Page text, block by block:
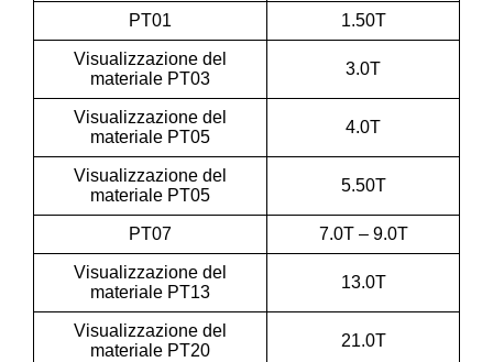
PT01 1.50T
Visualizzazione del
materiale PT03
3.0T
Visualizzazione del
materiale PT05
4.0T
Visualizzazione del
materiale PT05
5.50T
PT07 7.0T – 9.0T
Visualizzazione del
materiale PT13
13.0T
Visualizzazione del
materiale PT20
21.0T